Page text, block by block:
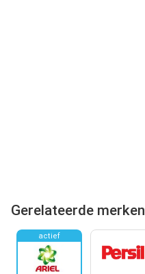
Gerelateerde merken
actief